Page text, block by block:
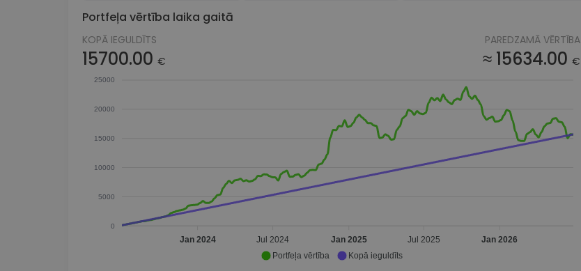
Portfeļa vērtība laika gaitā
KOPĀ IEGULDĪTS
15700.00 €
PAREDZAMĀ VĒRTĪBA
≈ 15634.00 €
25000
20000
15000
10000
5000
0
Jan 2024 Jul 2024 Jan 2025 Jul 2025 Jan 2026
Portfeļa vērtība Kopā ieguldīts